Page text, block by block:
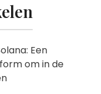
Een
om in de